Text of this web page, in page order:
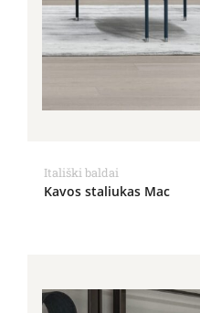
Itališki baldai
Kavos staliukas Mac